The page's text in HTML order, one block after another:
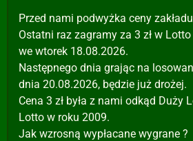
Przed nami podwyżka ceny
Ostatni raz zagramy za 3 zł w
we wtorek 18.08.2026.
Następnego dnia grając na
dnia 20.08.2026, będzie już drożej.
Cena 3 zł była z nami odkąd Duży
Lotto w roku 2009.
Jak wzrosną wypłacane wygrane ?